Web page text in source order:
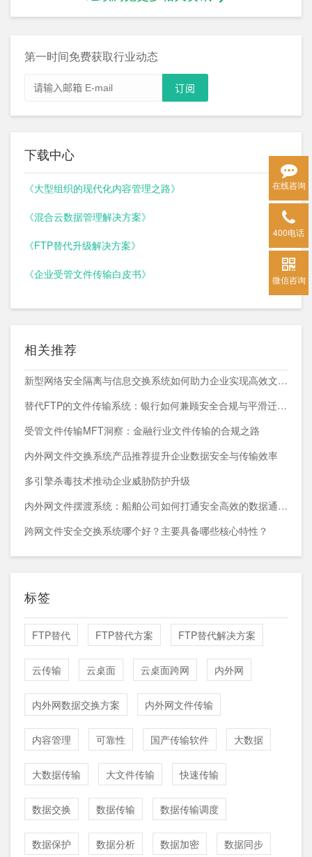
第一时间免费获取行业动态
下载中心
《大型组织的现代化内容管理之路》
《混合云数据管理解决方案》
《FTP替代升级解决方案》
《企业受管文件传输白皮书》
相关推荐
新型网络安全隔离与信息交换系统如何助力企业实现高效文件共享？
替代FTP的文件传输系统：银行如何兼顾安全合规与平滑迁移？
受管文件传输MFT洞察：金融行业文件传输的合规之路
内外网文件交换系统产品推荐提升企业数据安全与传输效率
多引擎杀毒技术推动企业威胁防护升级
内外网文件摆渡系统：船舶公司如何打通安全高效的数据通道？
跨网文件安全交换系统哪个好？主要具备哪些核心特性？
标签
FTP替代 FTP替代方案 FTP替代解决方案
云传输 云桌面 云桌面跨网 内外网
内外网数据交换方案 内外网文件传输
内容管理 可靠性 国产传输软件 大数据
大数据传输 大文件传输 快速传输
数据交换 数据传输 数据传输调度
数据保护 数据分析 数据加密 数据同步
在线咨询
400电话
微信咨询